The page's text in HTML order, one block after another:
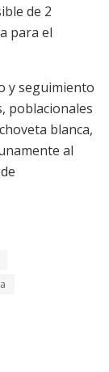
de 2
para el
y seguimiento
poblacionales
blanca,
al